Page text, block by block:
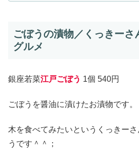
ごぼうの漬物／くっきーさ
グルメ
銀座若菜江戸ごぼう 1個 540円
ごぼうを醤油に漬けたお漬物です。
木を食べてみたいというくっきー
うです＾＾；